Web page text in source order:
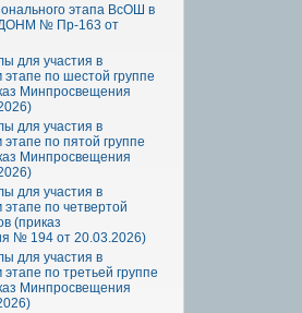
этапа ВсОШ в
ДОНМ № Пр-163 от
для участия в
по шестой группе
Минпросвещения
для участия в
по пятой группе
Минпросвещения
для участия в
по четвертой
(приказ
№ 194 от 20.03.2026)
для участия в
по третьей группе
Минпросвещения